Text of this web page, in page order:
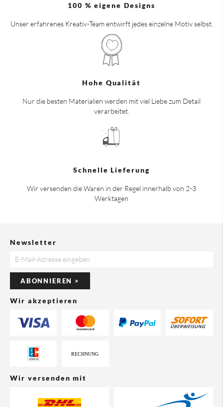
100 % eigene Designs
Unser erfahrenes Kreativ-Team entwirft jedes einzelne Motiv selbst.
Hohe Qualität
Nur die besten Materialien werden mit viel Liebe zum Detail
verarbeitet.
Schnelle Lieferung
Wir versenden die Waren in der Regel innerhalb von 2-3
Werktagen
Newsletter
ABONNIEREN >
Wir akzeptieren
Wir versenden mit